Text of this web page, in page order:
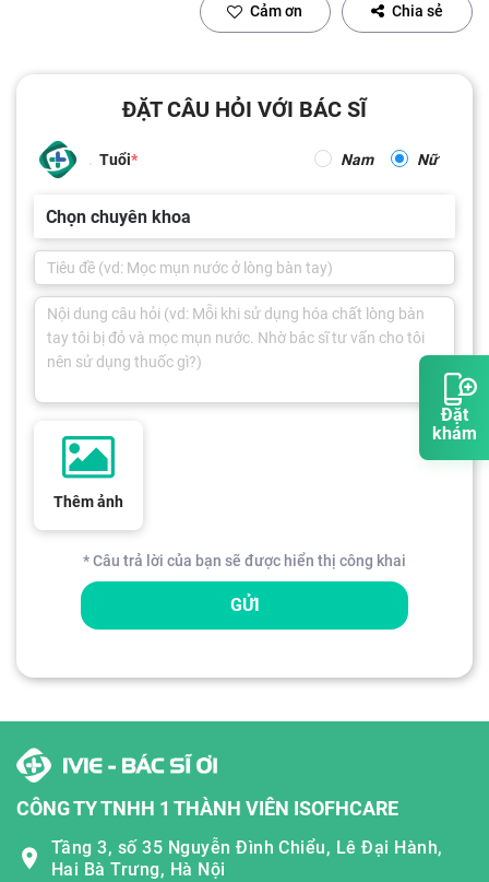
Đặt
khám
Cảm ơn Chia sẻ
ĐẶT CÂU HỎI VỚI BÁC SĨ
Tuổi Nam Nữ
Chọn chuyên khoa
Thêm ảnh
* Câu trả lời của bạn sẽ được hiển thị công khai
GỬI
CÔNG TY TNHH 1 THÀNH VIÊN ISOFHCARE
Tầng 3, số 35 Nguyễn Đình Chiểu, Lê Đại Hành,
Hai Bà Trưng, Hà Nội